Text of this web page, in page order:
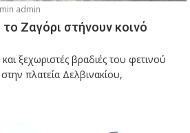
admin
Ζαγόρι στήνουν κοινό
ξεχωριστές βραδιές του φετινού
πλατεία Δελβινακίου,